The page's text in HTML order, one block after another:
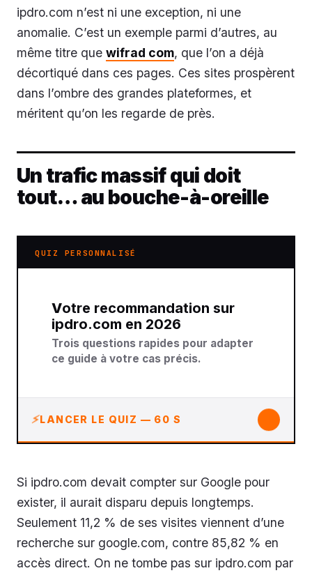
ipdro.com n’est ni une exception, ni une
anomalie. C’est un exemple parmi d’autres, au
même titre que wifrad com, que l’on a déjà
décortiqué dans ces pages. Ces sites prospèrent
dans l’ombre des grandes plateformes, et
méritent qu’on les regarde de près.
Un trafic massif qui doit
tout… au bouche-à-oreille
QUIZ PERSONNALISÉ
Votre recommandation sur
ipdro.com en 2026
Trois questions rapides pour adapter
ce guide à votre cas précis.
LANCER LE QUIZ — 60 S
Si ipdro.com devait compter sur Google pour
exister, il aurait disparu depuis longtemps.
Seulement 11,2 % de ses visites viennent d’une
recherche sur google.com, contre 85,82 % en
accès direct. On ne tombe pas sur ipdro.com par